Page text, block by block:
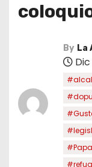
By La
Dic